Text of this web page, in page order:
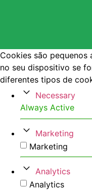
Cookies são
no seu dispositivo se
diferentes tipos de
Necessary
Always Active
Marketing
Marketing
Analytics
Analytics